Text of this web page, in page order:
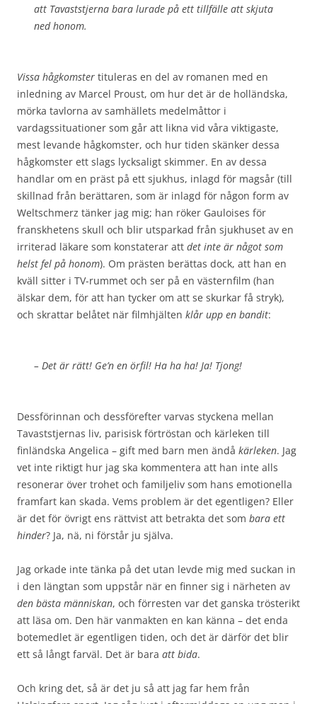
att Tavaststjerna bara lurade på ett tillfälle att skjuta
ned honom.
Vissa hågkomster tituleras en del av romanen med en
inledning av Marcel Proust, om hur det är de holländska,
mörka tavlorna av samhällets medelmåttor i
vardagssituationer som går att likna vid våra viktigaste,
mest levande hågkomster, och hur tiden skänker dessa
hågkomster ett slags lycksaligt skimmer. En av dessa
handlar om en präst på ett sjukhus, inlagd för magsår (till
skillnad från berättaren, som är inlagd för någon form av
Weltschmerz tänker jag mig; han röker Gauloises för
franskhetens skull och blir utsparkad från sjukhuset av en
irriterad läkare som konstaterar att det inte är något som
helst fel på honom). Om prästen berättas dock, att han en
kväll sitter i TV-rummet och ser på en västernfilm (han
älskar dem, för att han tycker om att se skurkar få stryk),
och skrattar belåtet när filmhjälten klår upp en bandit:
– Det är rätt! Ge’n en örfil! Ha ha ha! Ja! Tjong!
Dessförinnan och dessförefter varvas styckena mellan
Tavaststjernas liv, parisisk förtröstan och kärleken till
finländska Angelica – gift med barn men ändå kärleken. Jag
vet inte riktigt hur jag ska kommentera att han inte alls
resonerar över trohet och familjeliv som hans emotionella
framfart kan skada. Vems problem är det egentligen? Eller
är det för övrigt ens rättvist att betrakta det som bara ett
hinder? Ja, nä, ni förstår ju själva.
Jag orkade inte tänka på det utan levde mig med suckan in
i den längtan som uppstår när en finner sig i närheten av
den bästa människan, och förresten var det ganska trösterikt
att läsa om. Den här vanmakten en kan känna – det enda
botemedlet är egentligen tiden, och det är därför det blir
ett så långt farväl. Det är bara att bida.
Och kring det, så är det ju så att jag far hem från